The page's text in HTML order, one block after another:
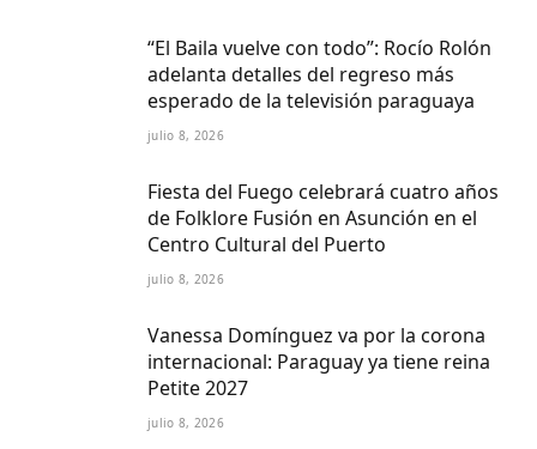
“El Baila vuelve con todo”: Rocío Rolón
adelanta detalles del regreso más
esperado de la televisión paraguaya
julio 8, 2026
Fiesta del Fuego celebrará cuatro años
de Folklore Fusión en Asunción en el
Centro Cultural del Puerto
julio 8, 2026
Vanessa Domínguez va por la corona
internacional: Paraguay ya tiene reina
Petite 2027
julio 8, 2026